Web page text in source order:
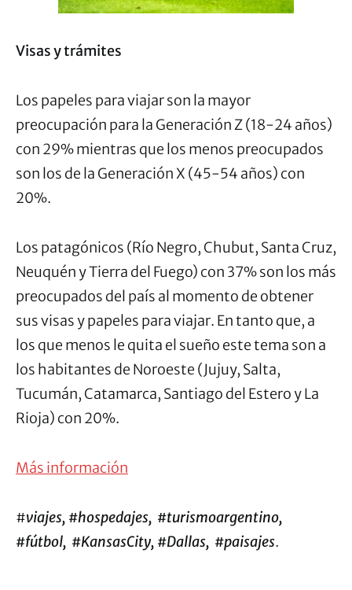
Visas y trámites
Los papeles para viajar son la mayor
preocupación para la Generación Z (18-24 años)
con 29% mientras que los menos preocupados
son los de la Generación X (45-54 años) con
20%.
Los patagónicos (Río Negro, Chubut, Santa Cruz,
Neuquén y Tierra del Fuego) con 37% son los más
preocupados del país al momento de obtener
sus visas y papeles para viajar. En tanto que, a
los que menos le quita el sueño este tema son a
los habitantes de Noroeste (Jujuy, Salta,
Tucumán, Catamarca, Santiago del Estero y La
Rioja) con 20%.
Más información
#viajes, #hospedajes, #turismoargentino,
#fútbol, #KansasCity, #Dallas, #paisajes.